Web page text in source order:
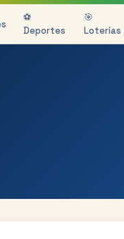
⚽
Deportes
🎯
Loterías